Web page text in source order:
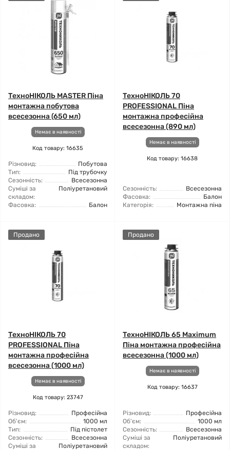
ТехноНІКОЛЬ MASTER Піна
монтажна побутова
всесезонна (650 мл)
Немає в наявності
Код товару: 16635
Різновид:
Побутова
Тип:
Під трубочку
Сезонність:
Всесезонна
Суміші за
складом:
Поліуретановий
Фасовка: Балон
ТехноНІКОЛЬ 70
PROFESSIONAL Піна
монтажна професійна
всесезонна (890 мл)
Немає в наявності
Код товару: 16638
Сезонність:
Всесезонна
Фасовка:
Балон
Категорія:
Монтажна піна
Продано
ТехноНІКОЛЬ 70
PROFESSIONAL Піна
монтажна професійна
всесезонна (1000 мл)
Немає в наявності
Код товару: 23747
Різновид:
Професійна
Об'єм:
1000 мл
Тип:
Під пістолет
Сезонність:
Всесезонна
Суміші за
Поліуретановий
Продано
ТехноНІКОЛЬ 65 Maximum
Піна монтажна професійна
всесезонна (1000 мл)
Немає в наявності
Код товару: 16637
Різновид:
Професійна
Об'єм:
1000 мл
Сезонність:
Всесезонна
Суміші за
складом:
Поліуретановий